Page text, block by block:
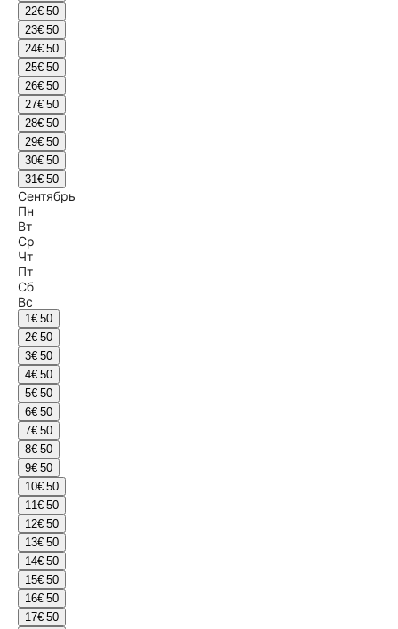
22€ 50
23€ 50
24€ 50
25€ 50
26€ 50
27€ 50
28€ 50
29€ 50
30€ 50
31€ 50
Сентябрь
Пн
Вт
Ср
Чт
Пт
Сб
Вс
1€ 50
2€ 50
3€ 50
4€ 50
5€ 50
6€ 50
7€ 50
8€ 50
9€ 50
10€ 50
11€ 50
12€ 50
13€ 50
14€ 50
15€ 50
16€ 50
17€ 50